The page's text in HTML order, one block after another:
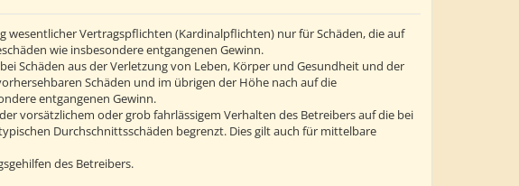
Vertragspflichten (Kardinalpflichten) nur für Schäden, die auf
wie insbesondere entgangenen Gewinn.
Schäden aus der Verletzung von Leben, Körper und Gesundheit und der
Schäden und im übrigen der Höhe nach auf die
entgangenen Gewinn.
vorsätzlichem oder grob fahrlässigem Verhalten des Betreibers auf die bei
Durchschnittsschäden begrenzt. Dies gilt auch für mittelbare
des Betreibers.